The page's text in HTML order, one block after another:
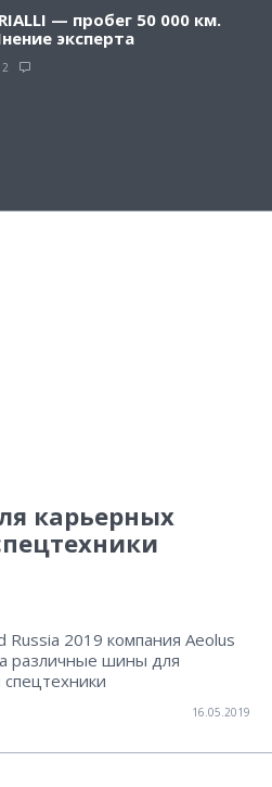
— пробег 50 000 км.
эксперта
2
карьерных
Russia 2019 компания Aeolus
различные шины для
16.05.2019